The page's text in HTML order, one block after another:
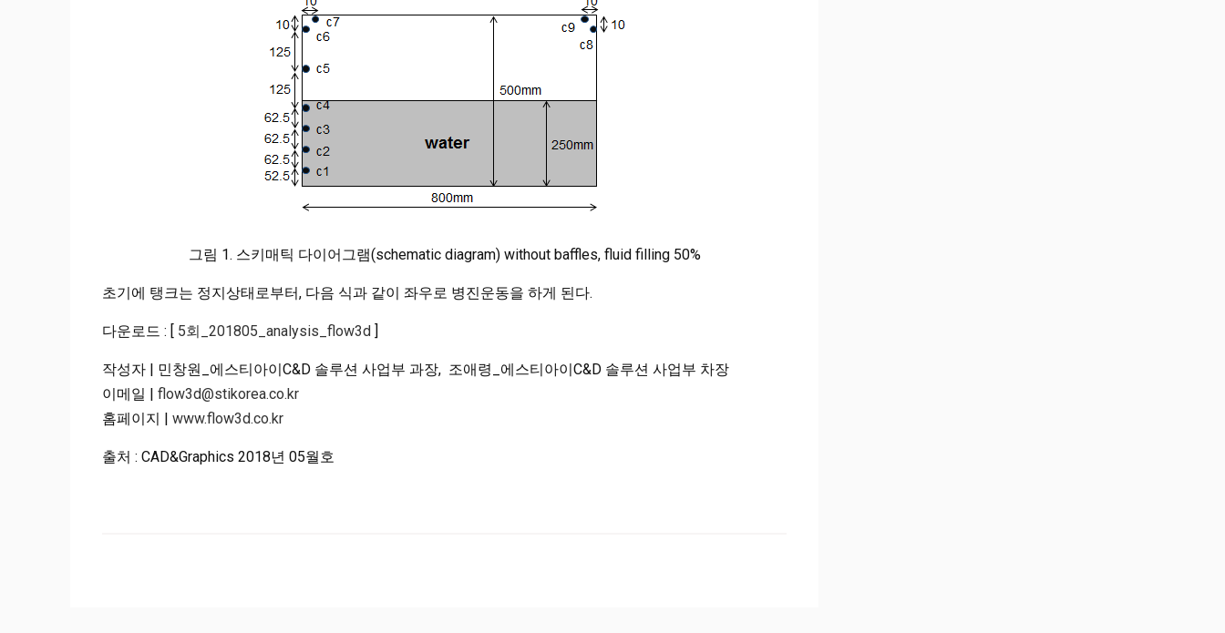
그림 1. 스키매틱 다이어그램(schematic diagram) without baffles, fluid filling 50%
초기에 탱크는 정지상태로부터, 다음 식과 같이 좌우로 병진운동을 하게 된다.
다운로드 : [ 5회_201805_analysis_flow3d ]
작성자 | 민창원_에스티아이C&D 솔루션 사업부 과장, 조애령_에스티아이C&D 솔루션 사업부 차장
이메일 | flow3d@stikorea.co.kr
홈페이지 | www.flow3d.co.kr
출처 : CAD&Graphics 2018년 05월호